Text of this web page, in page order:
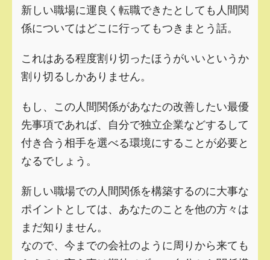
新しい職場に運良く転職できたとしても人間関
係についてはどこに行ってもつきまとう話。
これはある程度割り切ったほうがいいというか
割り切るしかありません。
もし、この人間関係があなたの改善したい最優
先事項であれば、自分で独立企業などするして
付き合う相手を選べる環境にすることが必要と
なるでしょう。
新しい職場での人間関係を構築するのに大事な
ポイントとしては、あなたのことを他の方々は
まだ知りません。
なので、今までの会社のように周りから来ても